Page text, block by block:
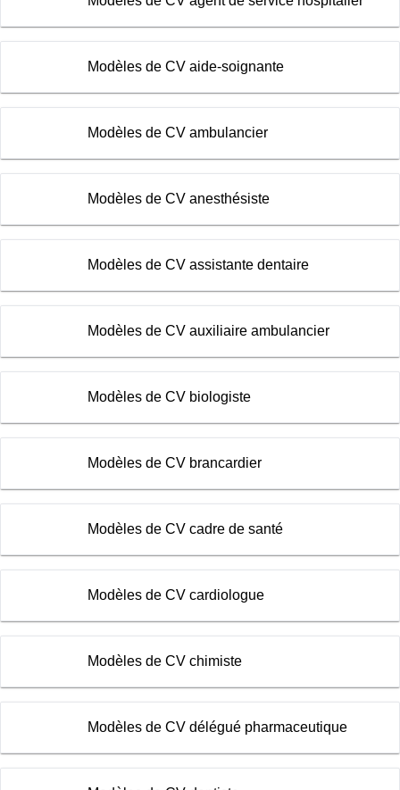
Modèles de CV aide-soignante
Modèles de CV ambulancier
Modèles de CV anesthésiste
Modèles de CV assistante dentaire
Modèles de CV auxiliaire ambulancier
Modèles de CV biologiste
Modèles de CV brancardier
Modèles de CV cadre de santé
Modèles de CV cardiologue
Modèles de CV chimiste
Modèles de CV délégué pharmaceutique